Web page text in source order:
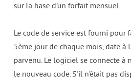
sur la base d'un forfait mensuel.
Le code de service est fourni
5ème jour de chaque mois, date
parvenu. Le logiciel se connecte
le nouveau code. S'il n'était pas